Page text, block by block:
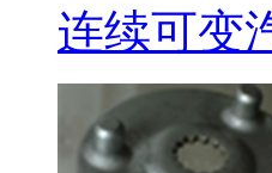
连续可变